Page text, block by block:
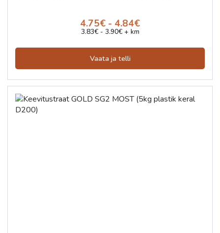
4.75€ - 4.84€
3.83€ - 3.90€ + km
Vaata ja telli